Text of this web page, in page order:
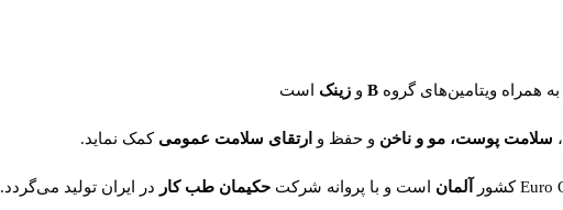
به همراه ویتامین‌های گروه B و زینک است
، سلامت پوست، مو و ناخن و حفظ و ارتقای سلامت عمومیکمک نماید.
آلمان است و با پروانه شرکت حکیمان طب کار در ایران تولید می‌گردد.